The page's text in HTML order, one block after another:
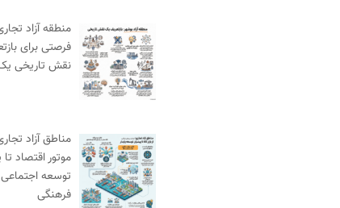
منطقه آزاد
فرصتی برای
نقش تاریخی
مناطق آزاد
موتور اقتصاد
توسعه
فرهنگی